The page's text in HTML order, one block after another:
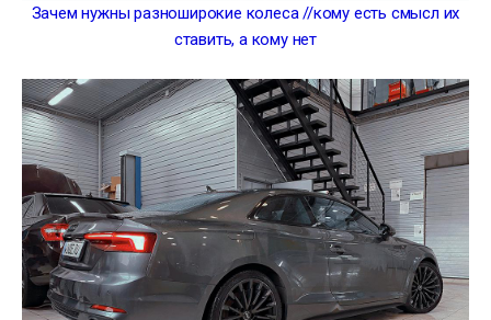
Зачем нужны разноширокие колеса //кому есть смысл их
ставить, а кому нет